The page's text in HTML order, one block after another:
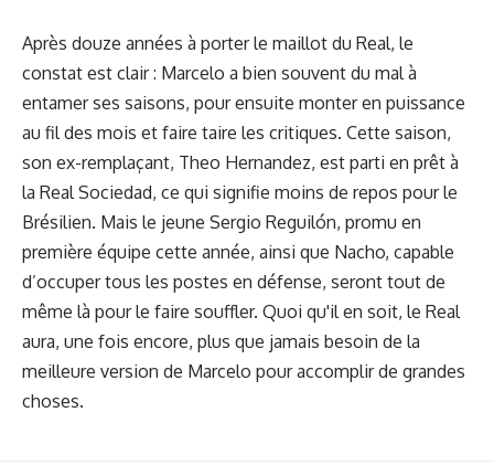
Après douze années à porter le maillot du Real, le
constat est clair : Marcelo a bien souvent du mal à
entamer ses saisons, pour ensuite monter en puissance
au fil des mois et faire taire les critiques. Cette saison,
son ex-remplaçant, Theo Hernandez, est parti en prêt à
la Real Sociedad, ce qui signifie moins de repos pour le
Brésilien. Mais le jeune Sergio Reguilón, promu en
première équipe cette année, ainsi que Nacho, capable
d’occuper tous les postes en défense, seront tout de
même là pour le faire souffler. Quoi qu'il en soit, le Real
aura, une fois encore, plus que jamais besoin de la
meilleure version de Marcelo pour accomplir de grandes
choses.